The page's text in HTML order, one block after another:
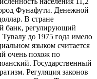
Фунафути. Денежной
В стране
банк, регулирующий
до 1975 года имело
языком считается
очень похож по
Государственный
Регуляция законов